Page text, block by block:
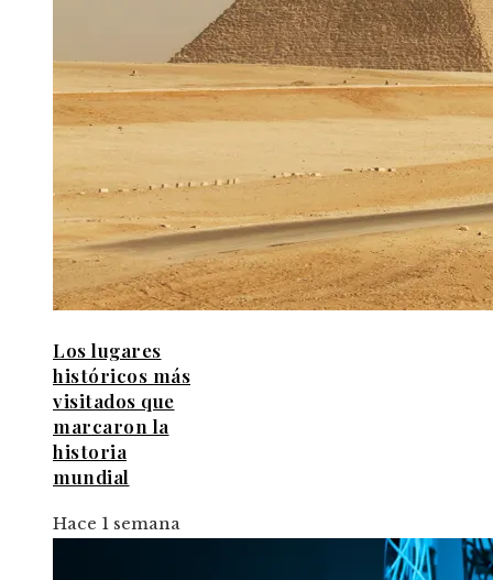
Los lugares
históricos más
visitados que
marcaron la
historia
mundial
Hace 1 semana